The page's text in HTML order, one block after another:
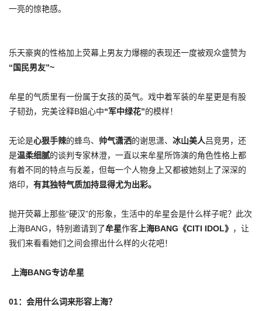
一亮的惊艳感。
乐天豪爽的性格加上荧幕上男友力爆棚的表现还一度被观众盛赞为
“国民男友”~
牟星的气质里有一份属于女孩的英气。戏中着军装的牟星更是有股
子韧劲，完美诠释B姐心中“军中绿花”的模样！
无论是心狠手辣的蜂鸟、 帅气潇洒的谢思潇、 冰山美人吕竞男，还
是温柔细腻的谈判专家林澄，一直以来牟星所饰演的角色性格上都
有着不同的特点与反差，但每一个人物身上又都被她刻上了深深的
烙印， 有其独特气质加持显得尤为出彩。
抛开荧幕上那些“硬汉”的形象，生活中的牟星会是什么样子呢？此次
上海BANG，特别邀请到了牟星作客上海BANG《CITI IDOL》 ，让
我们来看看她们之间会擦出什么样的火花吧！
上海BANG专访牟星
01： 会用什么词来形容上海？